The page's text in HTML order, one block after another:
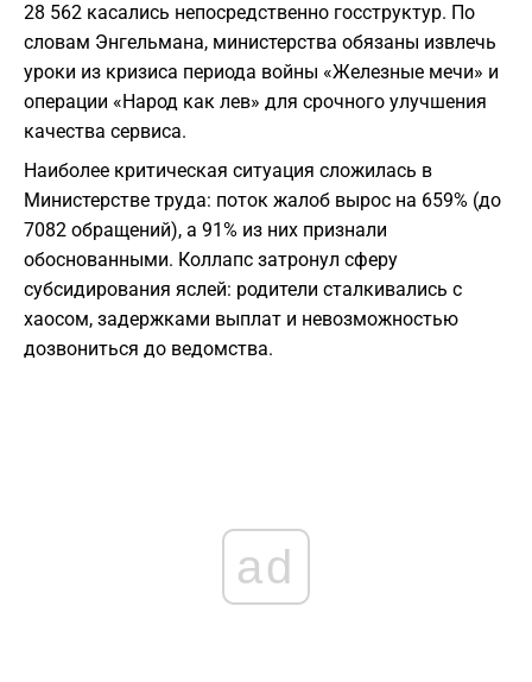
28 562 касались непосредственно госструктур. По
словам Энгельмана, министерства обязаны извлечь
уроки из кризиса периода войны «Железные мечи» и
операции «Народ как лев» для срочного улучшения
качества сервиса.
Наиболее критическая ситуация сложилась в
Министерстве труда: поток жалоб вырос на 659% (до
7082 обращений), а 91% из них признали
обоснованными. Коллапс затронул сферу
субсидирования яслей: родители сталкивались с
хаосом, задержками выплат и невозможностью
дозвониться до ведомства.
ad